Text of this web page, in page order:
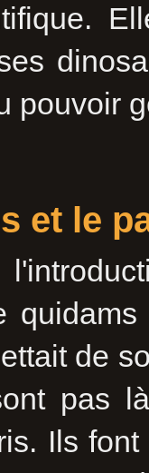
pouvoir
et le
de
pas
Ils